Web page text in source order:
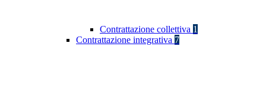
Contrattazione collettiva 1
Contrattazione integrativa 7